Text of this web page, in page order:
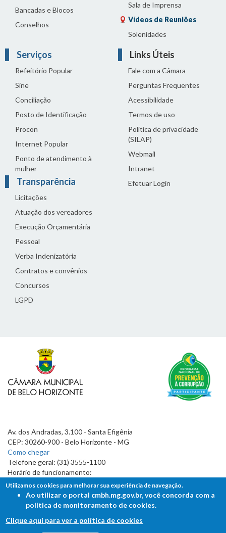
Bancadas e Blocos
Conselhos
Sala de Imprensa
Vídeos de Reuniões
Solenidades
Serviços
Refeitório Popular
Sine
Conciliação
Posto de Identificação
Procon
Internet Popular
Ponto de atendimento à
mulher
Transparência
Licitações
Atuação dos vereadores
Execução Orçamentária
Pessoal
Verba Indenizatória
Contratos e convênios
Concursos
LGPD
Links Úteis
Fale com a Câmara
Perguntas Frequentes
Acessibilidade
Termos de uso
Política de privacidade
(SILAP)
Webmail
Intranet
Efetuar Login
Av. dos Andradas, 3.100 - Santa Efigênia
CEP: 30260-900 - Belo Horizonte - MG
Como chegar
Telefone geral: (31) 3555-1100
Horário de funcionamento:
7h às 19h
Utilizamos cookies para melhorar sua experiência de navegação.
Ao utilizar o portal cmbh.mg.gov.br, você concorda com a
política de monitoramento de cookies.
Clique aqui para ver a política de cookies